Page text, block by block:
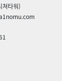
쳐타워)